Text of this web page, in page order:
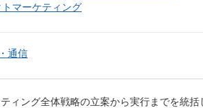
マーケティング
通信
ィング全体戦略の立案から実行までを統